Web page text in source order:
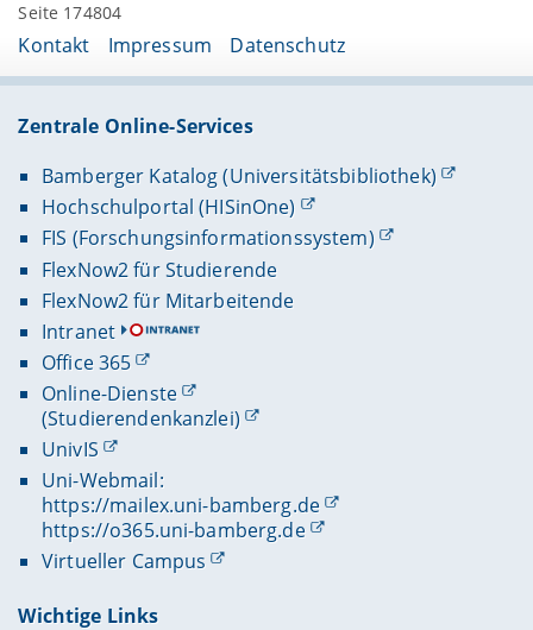
Seite 174804
Kontakt Impressum Datenschutz
Zentrale Online-Services
Bamberger Katalog (Universitätsbibliothek)
Hochschulportal (HISinOne)
FIS (Forschungsinformationssystem)
FlexNow2 für Studierende
FlexNow2 für Mitarbeitende
Intranet
Office 365
Online-Dienste
(Studierendenkanzlei)
UnivIS
Uni-Webmail:
https://mailex.uni-bamberg.de
https://o365.uni-bamberg.de
Virtueller Campus
Wichtige Links